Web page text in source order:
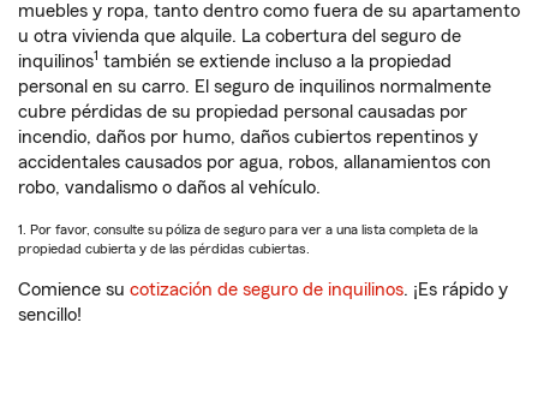
muebles y ropa, tanto dentro como fuera de su apartamento
u otra vivienda que alquile. La cobertura del seguro de
inquilinos1 también se extiende incluso a la propiedad
personal en su carro. El seguro de inquilinos normalmente
cubre pérdidas de su propiedad personal causadas por
incendio, daños por humo, daños cubiertos repentinos y
accidentales causados por agua, robos, allanamientos con
robo, vandalismo o daños al vehículo.
1. Por favor, consulte su póliza de seguro para ver a una lista completa de la
propiedad cubierta y de las pérdidas cubiertas.
Comience su cotización de seguro de inquilinos. ¡Es rápido y
sencillo!